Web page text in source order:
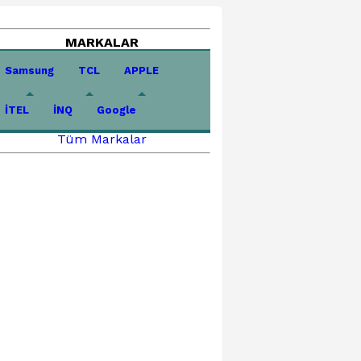
MARKALAR
Samsung TCL APPLE
İTEL İNQ Google
Tüm Markalar